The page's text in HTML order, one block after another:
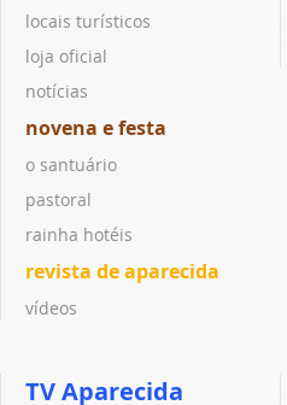
locais turísticos
loja oficial
notícias
novena e festa
o santuário
pastoral
rainha hotéis
revista de aparecida
vídeos
TV Aparecida